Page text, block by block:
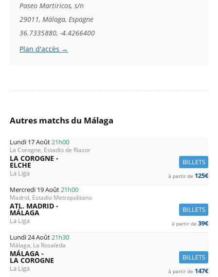
Paseo Martiricos, s/n
29011, Málaga, Espagne
36.7335880, -4.4266400
Plan d'accès →
Autres matchs du Málaga
Lundi 17 Août21h00
La Corogne, Estadio de Riazor
BILLETS
LA COROGNE -
ELCHE
La Liga à partir de 125€
Mercredi 19 Août21h00
Madrid, Estadio Metropolitano
BILLETS
ATL. MADRID -
MÁLAGA
La Liga à partir de 39€
Lundi 24 Août21h30
Málaga, La Rosaleda
BILLETS
MÁLAGA -
LA COROGNE
La Liga à partir de 147€